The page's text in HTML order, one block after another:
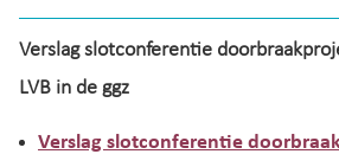
Verslag slotconferentie
LVB in de ggz
Verslag slotconferentie